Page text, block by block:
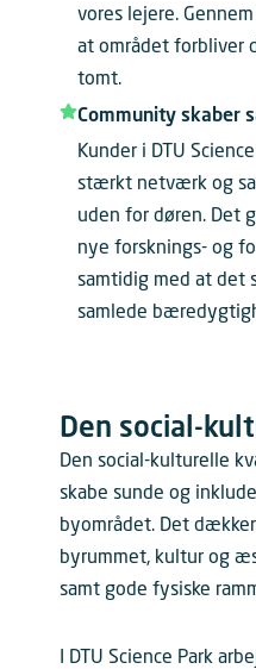
vores lejere.
at området forbliver
tomt.
Community skaber
Kunder i DTU
stærkt netværk og
uden for døren. Det
nye forsknings- og
samtidig med at det
samlede
Den social-
Den social-kulturelle
skabe sunde og
byområdet. Det
byrummet, kultur og
samt gode fysiske
I DTU Science Park